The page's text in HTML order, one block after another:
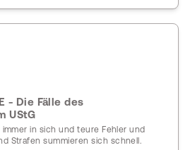
- Die Fälle des
UStG
in sich und teure Fehler und
Strafen summieren sich schnell.